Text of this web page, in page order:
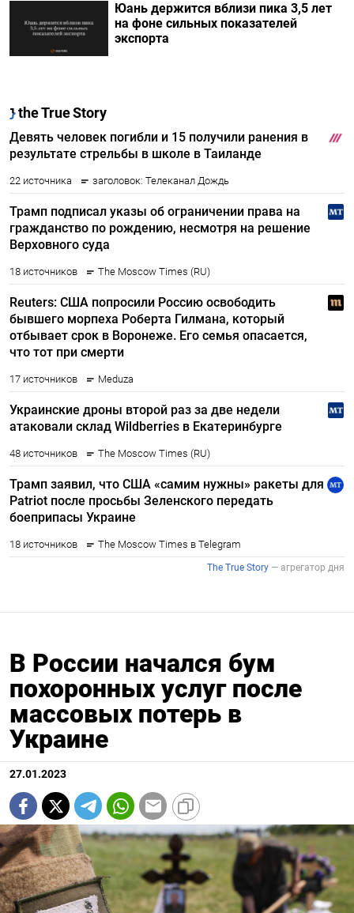
Юань держится вблизи пика 3,5 лет
на фоне сильных показателей
экспорта
В России начался бум
похоронных услуг после
массовых потерь в
Украине
27.01.2023